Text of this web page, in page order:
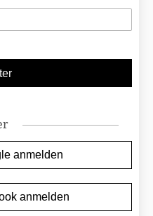
anmelden
anmelden